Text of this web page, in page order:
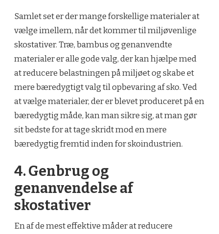
Samlet set er der mange forskellige materialer at
vælge imellem, når det kommer til miljøvenlige
skostativer. Træ, bambus og genanvendte
materialer er alle gode valg, der kan hjælpe med
at reducere belastningen på miljøet og skabe et
mere bæredygtigt valg til opbevaring af sko. Ved
at vælge materialer, der er blevet produceret på en
bæredygtig måde, kan man sikre sig, at man gør
sit bedste for at tage skridt mod en mere
bæredygtig fremtid inden for skoindustrien.
4. Genbrug og
genanvendelse af
skostativer
En af de mest effektive måder at reducere